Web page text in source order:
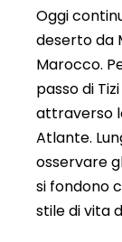
Oggi
deserto da
Marocco.
passo di
attraverso
Atlante.
osservare
si fondono
stile di vita